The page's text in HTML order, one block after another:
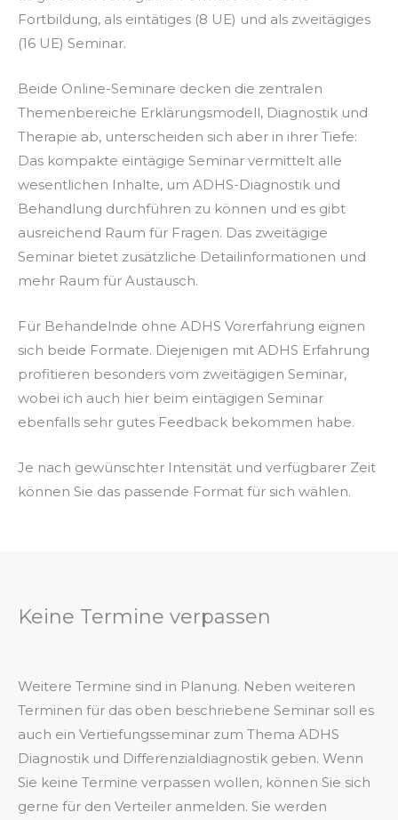
Fortbildung, als eintätiges (8 UE) und als zweitägiges
(16 UE) Seminar.
Beide Online-Seminare decken die zentralen
Themenbereiche Erklärungsmodell, Diagnostik und
Therapie ab, unterscheiden sich aber in ihrer Tiefe:
Das kompakte eintägige Seminar vermittelt alle
wesentlichen Inhalte, um ADHS-Diagnostik und
Behandlung durchführen zu können und es gibt
ausreichend Raum für Fragen. Das zweitägige
Seminar bietet zusätzliche Detailinformationen und
mehr Raum für Austausch.
Für Behandelnde ohne ADHS Vorerfahrung eignen
sich beide Formate. Diejenigen mit ADHS Erfahrung
profitieren besonders vom zweitägigen Seminar,
wobei ich auch hier beim eintägigen Seminar
ebenfalls sehr gutes Feedback bekommen habe.
Je nach gewünschter Intensität und verfügbarer Zeit
können Sie das passende Format für sich wählen.
Keine Termine verpassen
Weitere Termine sind in Planung. Neben weiteren
Terminen für das oben beschriebene Seminar soll es
auch ein Vertiefungsseminar zum Thema ADHS
Diagnostik und Differenzialdiagnostik geben. Wenn
Sie keine Termine verpassen wollen, können Sie sich
gerne für den Verteiler anmelden. Sie werden